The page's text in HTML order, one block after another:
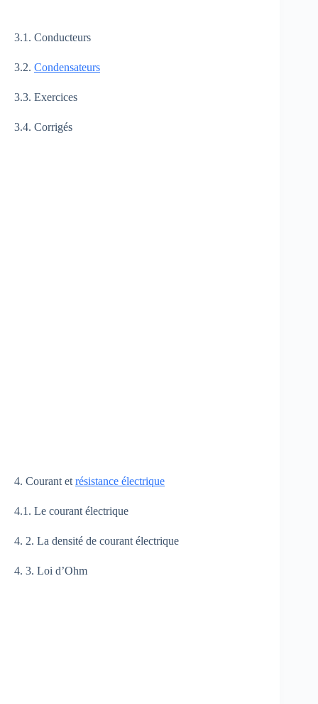
3.1. Conducteurs
3.2. Condensateurs
3.3. Exercices
3.4. Corrigés
4. Courant et résistance électrique
4.1. Le courant électrique
4. 2. La densité de courant électrique
4. 3. Loi d’Ohm